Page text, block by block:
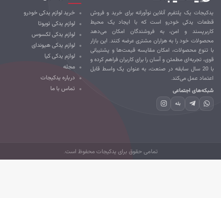
یک پلتفرم آنلاین نوآورانه برای خرید و فروش
یدکی خودرو است که با ایجاد یک محیط
و امن، به فروشندگان امکان می‌دهد
خود را به هزاران مشتری عرضه کنند. این بازار
تنوع محصولات، امکان مقایسه قیمت‌ها و پشتیبانی
تجربه‌ای مطمئن و آسان را برای کاربران فراهم کرده و
با 20 سال سابقه در صنعت، به عنوان یک واسط قابل
عمل می‌کند.
اجتماعی
بله
خرید لوازم یدکی خودرو
لوازم یدکی تویوتا
لوازم یدکی لکسوس
لوازم یدکی هیوندای
لوازم یدکی کیا
مجله
درباره یدکیجات
تماس با ما
تمامی حقوق برای یدکیجات محفوظ است.